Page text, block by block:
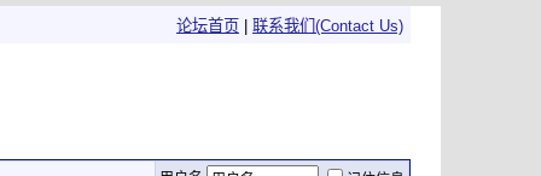
论坛首页 联系我们(Contact Us)